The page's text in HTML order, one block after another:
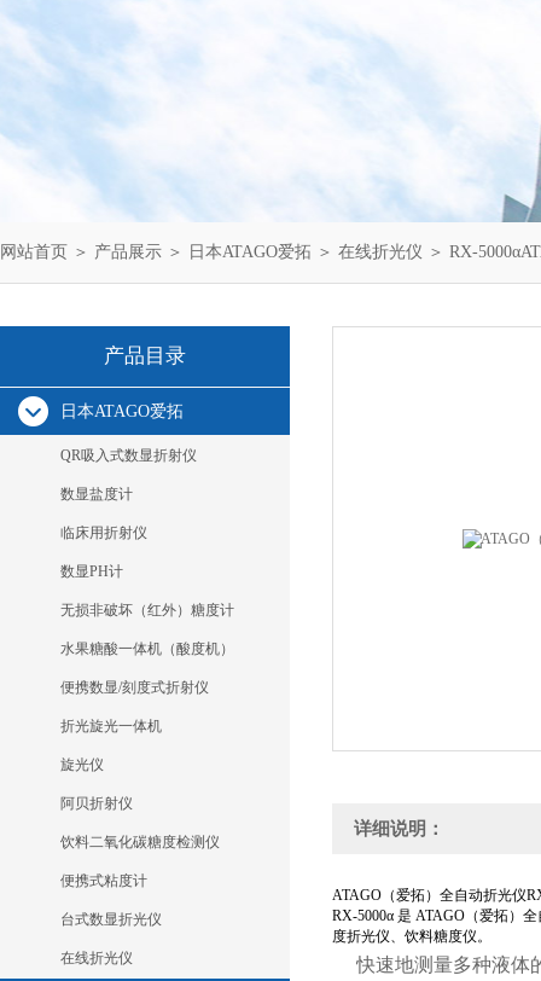
网站首页 ＞ 产品展示 ＞ 日本ATAGO爱拓 ＞ 在线折光仪 ＞ RX-
产品目录
日本ATAGO爱拓
QR吸入式数显折射仪
数显盐度计
临床用折射仪
数显PH计
无损非破坏（红外）糖度计
水果糖酸一体机（酸度机）
便携数显/刻度式折射仪
折光旋光一体机
旋光仪
阿贝折射仪
饮料二氧化碳糖度检测仪
便携式粘度计
台式数显折光仪
在线折光仪
详细说明：
ATAGO（爱拓）全自动折光仪
RX-5000α 是 ATAGO（爱拓）
度折光仪、饮料糖度仪。
快速地测量多种液体